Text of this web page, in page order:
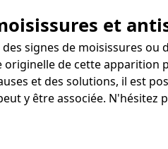
et
signes de moisissures
originelle de cette
et des solutions, il est
y être associée.